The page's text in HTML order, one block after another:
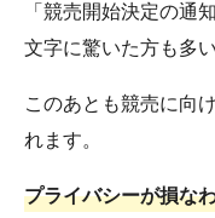
「競売開始決定の通
文字に驚いた方も多
このあとも競売に向
れます。
プライバシーが損な